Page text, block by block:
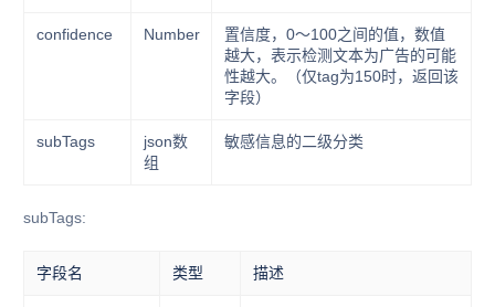
confidence Number
置信度，0～100之间的值，数值
越大，表示检测文本为广告的可能
性越大。（仅tag为150时，返回该
字段）
subTags
json数
组
敏感信息的二级分类
subTags:
字段名 类型 描述